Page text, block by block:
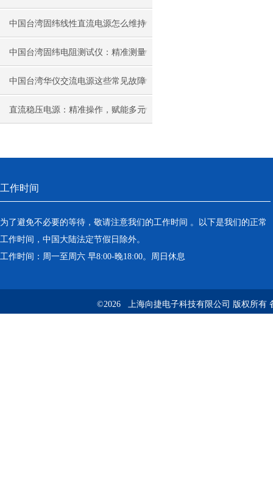
源的区别在哪里？
中国台湾固纬线性直流电源怎么维持
稳定的工作性能的？
中国台湾固纬电阻测试仪：精准测量
的保障者
中国台湾华仪交流电源这些常见故障
要如何解决
直流稳压电源：精准操作，赋能多元
工作时间
为了避免不必要的等待，敬请注意我们的工作时间 。以下是我们的正常
工作时间，中国大陆法定节假日除外。
工作时间：周一至周六 早8:00-晚18:00。周日休息
©2026 上海向捷电子科技有限公司 版权所有